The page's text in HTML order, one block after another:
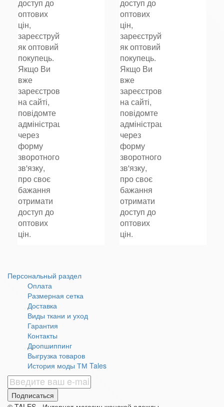
доступ до
оптових
цін,
зареєструйтеся
як оптовий
покупець.
Якщо Ви
вже
зареєстровані
на сайті,
повідомте
адміністрацію
через
форму
зворотного
зв'язку,
про своє
бажання
отримати
доступ до
оптових
цін.
доступ до
оптових
цін,
зареєструйтеся
як оптовий
покупець.
Якщо Ви
вже
зареєстровані
на сайті,
повідомте
адміністрацію
через
форму
зворотного
зв'язку,
про своє
бажання
отримати
доступ до
оптових
цін.
Персональный раздел
Оплата
Размерная сетка
Доставка
Виды ткани и уход
Гарантия
Контакты
Дропшиппинг
Выгрузка товаров
История моды ТМ Tales
Подписаться